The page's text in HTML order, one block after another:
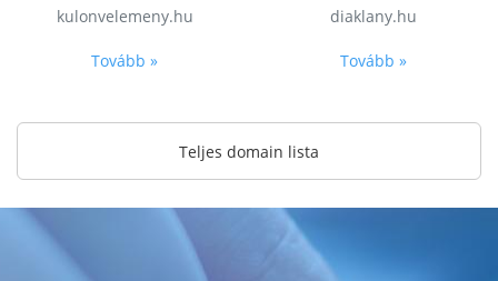
kulonvelemeny.hu
Tovább »
diaklany.hu
Tovább »
Teljes domain lista